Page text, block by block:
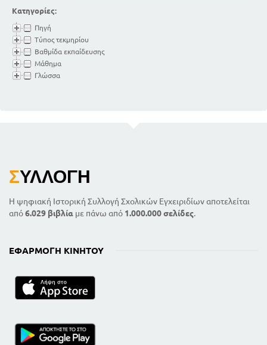
Κατηγορίες:
Πηγή
Τύπος τεκμηρίου
Βαθμίδα εκπαίδευσης
Μάθημα
Γλώσσα
ΣΥΛΛΟΓΉ
Η ψηφιακή Ιστορική Συλλογή Σχολικών Εγχειριδίων αποτελείται
από6.029 βιβλία με πάνω από 1.000.000 σελίδες.
ΕΦΑΡΜΟΓΉ ΚΙΝΗΤΟΎ